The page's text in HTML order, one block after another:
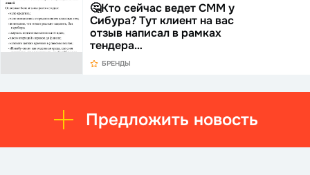
🤔Кто сейчас ведет СММ у
Сибура? Тут клиент на вас
отзыв написал в рамках
тендера…
БРЕНДЫ
Предложить новость